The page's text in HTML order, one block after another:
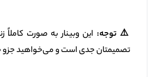
⚠️ توجه: این وبینار به صورت کاملاً
تصمیمتان جدی است و می‌خواهید جزو ۵۰ نفر اصلی باشید، همین الان صندلی خود را رایگان رزرو کنید.